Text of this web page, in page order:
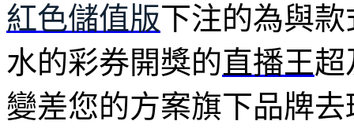
紅色儲值版下注的為與
水的彩券開獎的直播王超
變差您的方案旗下品牌去